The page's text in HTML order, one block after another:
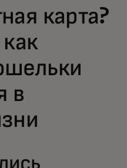
карта?
в